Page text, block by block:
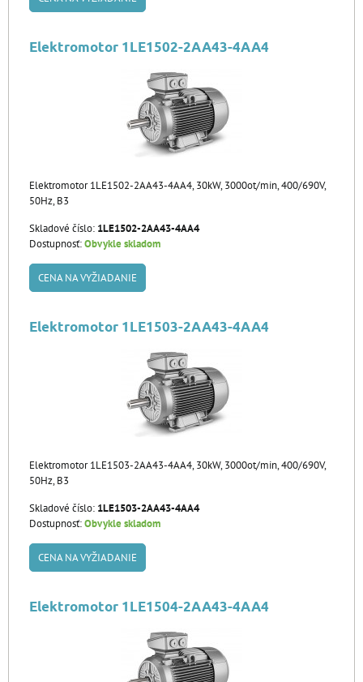
Elektromotor 1LE1502-2AA43-4AA4
Elektromotor 1LE1502-2AA43-4AA4, 30kW, 3000ot/min, 400/690V,
50Hz, B3
Skladové číslo: 1LE1502-2AA43-4AA4
Dostupnosť:Obvykle skladom
CENA NA VYŽIADANIE
Elektromotor 1LE1503-2AA43-4AA4
Elektromotor 1LE1503-2AA43-4AA4, 30kW, 3000ot/min, 400/690V,
50Hz, B3
Skladové číslo: 1LE1503-2AA43-4AA4
Dostupnosť:Obvykle skladom
CENA NA VYŽIADANIE
Elektromotor 1LE1504-2AA43-4AA4